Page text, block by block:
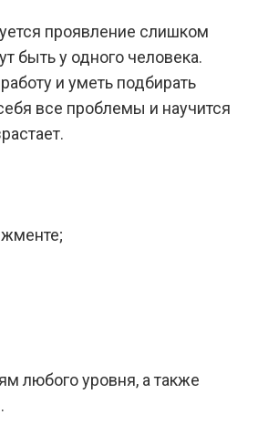
проявление слишком
быть у одного человека.
и уметь подбирать
все проблемы и научится
любого уровня, а также